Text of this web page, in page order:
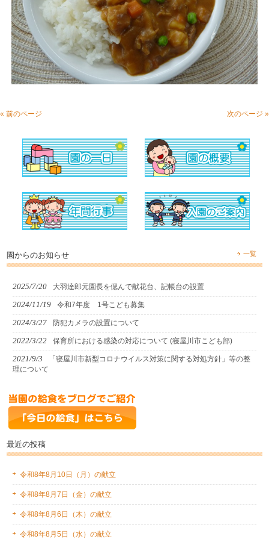
« 前のページ 次のページ »
園からのお知らせ 一覧
2025/7/20 大羽達郎元園長を偲んで献花台、記帳台の設置
2024/11/19 令和7年度 1号こども募集
2024/3/27 防犯カメラの設置について
2022/3/22 保育所における感染の対応について (寝屋川市こども部)
2021/9/3
「寝屋川市新型コロナウイルス対策に関する対処方針」等の整
理について
最近の投稿
令和8年8月10日（月）の献立
令和8年8月7日（金）の献立
令和8年8月6日（木）の献立
令和8年8月5日（水）の献立